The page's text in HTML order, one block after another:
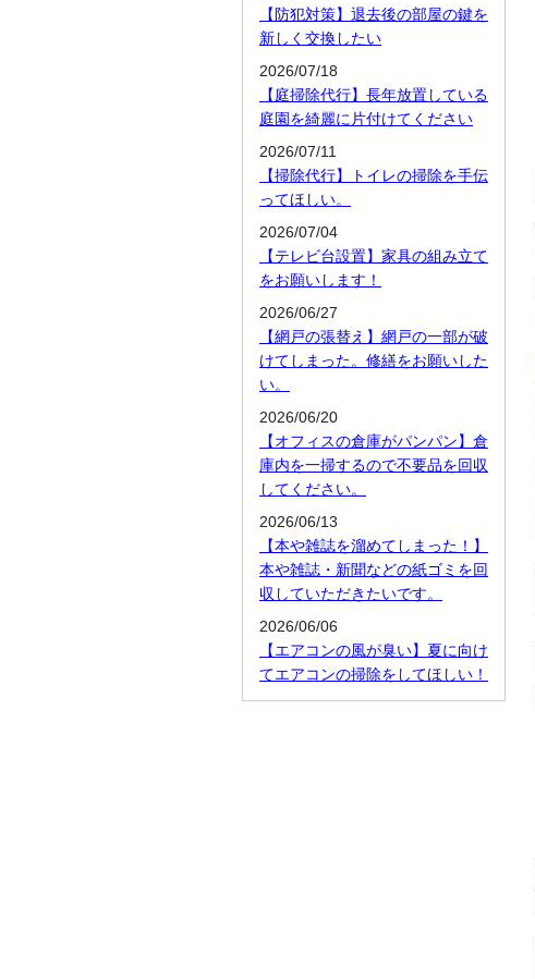
【防犯対策】退去後の部屋の鍵を
新しく交換したい
2026/07/18
【庭掃除代行】長年放置している
庭園を綺麗に片付けてください
2026/07/11
【掃除代行】トイレの掃除を手伝
ってほしい。
2026/07/04
【テレビ台設置】家具の組み立て
をお願いします！
2026/06/27
【網戸の張替え】網戸の一部が破
けてしまった。修繕をお願いした
い。
2026/06/20
【オフィスの倉庫がパンパン】倉
庫内を一掃するので不要品を回収
してください。
2026/06/13
【本や雑誌を溜めてしまった！】
本や雑誌・新聞などの紙ゴミを回
収していただきたいです。
2026/06/06
【エアコンの風が臭い】夏に向け
てエアコンの掃除をしてほしい！